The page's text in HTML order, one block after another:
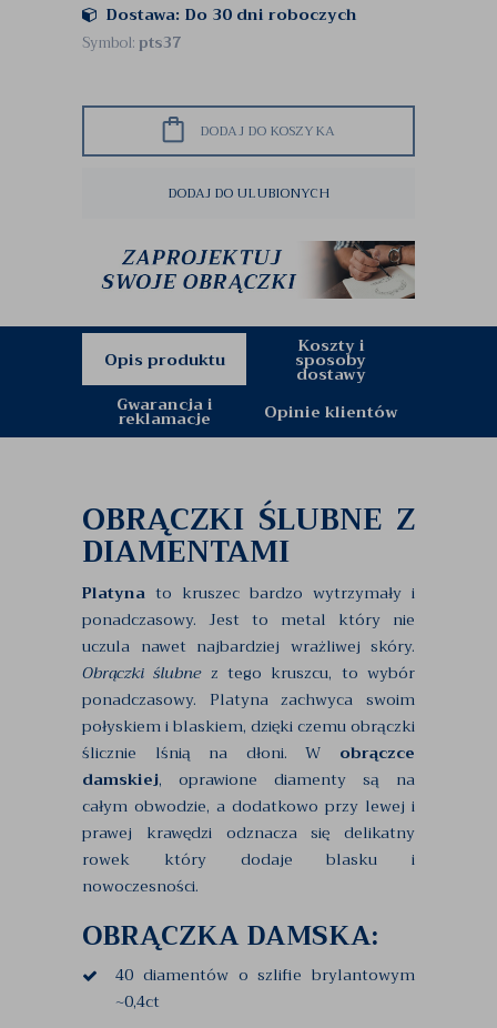
Dostawa: Do 30 dni roboczych
Symbol:pts37
DODAJ DO KOSZYKA
DODAJ DO ULUBIONYCH
Opis produktu
Koszty i
sposoby
dostawy
Gwarancja i
reklamacje Opinie klientów
OBRĄCZKI ŚLUBNE Z
DIAMENTAMI
Platyna to kruszec bardzo wytrzymały i
ponadczasowy. Jest to metal który nie
uczula nawet najbardziej wrażliwej skóry.
Obrączki ślubnez tego kruszcu, to wybór
ponadczasowy. Platyna zachwyca swoim
połyskiem i blaskiem, dzięki czemu obrączki
ślicznie lśnią na dłoni. W obrączce
damskiej, oprawione diamenty są na
całym obwodzie, a dodatkowo przy lewej i
prawej krawędzi odznacza się delikatny
rowek który dodaje blasku i
nowoczesności.
OBRĄCZKA DAMSKA:
40 diamentów o szlifie brylantowym
~0,4ct